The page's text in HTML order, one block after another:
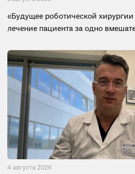
«Будущее роботической
лечение пациента за одно
4 августа 2026